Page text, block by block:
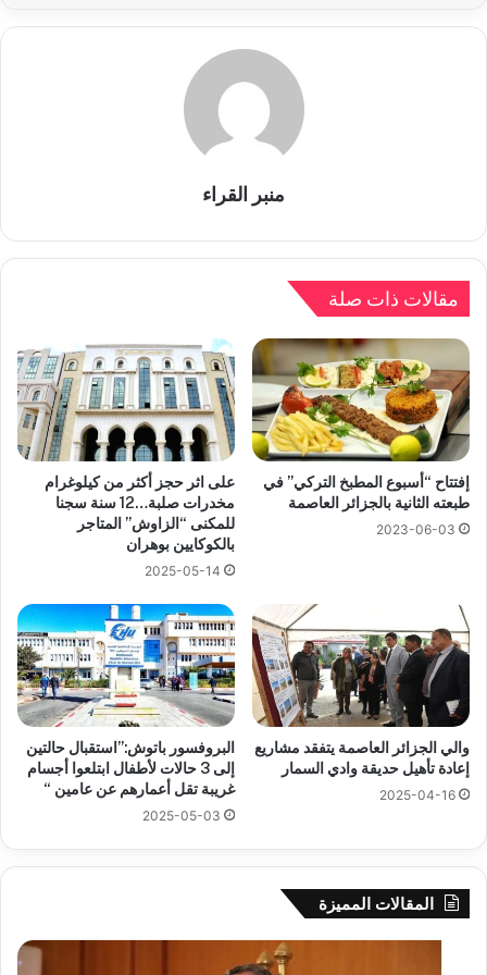
منبر القراء
مقالات ذات صلة
إفتتاح “أسبوع المطبخ التركي” في
طبعته الثانية بالجزائر العاصمة
2023-06-03
على اثر حجز أكثر من كيلوغرام
مخدرات صلبة…12 سنة سجنا
للمكنى “الزاوش” المتاجر
بالكوكايين بوهران
2025-05-14
والي الجزائر العاصمة يتفقد مشاريع
إعادة تأهيل حديقة وادي السمار
2025-04-16
البروفسور باتوش:”استقبال حالتين
إلى 3 حالات لأطفال ابتلعوا أجسام
غريبة تقل أعمارهم عن عامين “
2025-05-03
المقالات المميزة